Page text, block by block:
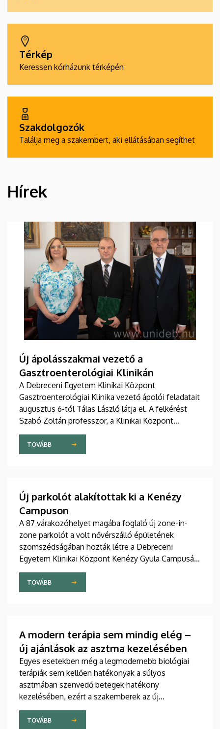
Térkép
Keressen kórházunk térképén
Szakdolgozók
Találja meg a szakembert, aki ellátásában segíthet
HÍREK
Hírek
Új ápolásszakmai vezető a
Gasztroenterológiai Klinikán
A Debreceni Egyetem Klinikai Központ
Gasztroenterológiai Klinika vezető ápolói feladatait
augusztus 6-tól Tálas László látja el. A felkérést
Szabó Zoltán professzor, a Klinikai Központ
elnöke, valamint Szőllősi Anna ápolási és
szakdolgozói igazgató adta át pénteken
ünnepélyes keretek között az Elnöki Hivatalban.
TOVÁBB
Új parkolót alakítottak ki a Kenézy
Campuson
A 87 várakozóhelyet magába foglaló új zone-in-
zone parkolót a volt nővérszálló épületének
szomszédságában hozták létre a Debreceni
Egyetem Klinikai Központ Kenézy Gyula Campusán.
Az új területet várhatóan augusztusban nyitják meg
a járművek előtt.
TOVÁBB
A modern terápia sem mindig elég –
új ajánlások az asztma kezelésében
Egyes esetekben még a legmodernebb biológiai
terápiák sem kellően hatékonyak a súlyos
asztmában szenvedő betegek hatékony
kezelésében, ezért a szakemberek az új
gyógyszerek kifejlesztésére irányuló kutatások
felgyorsítását sürgetik. A témában a közelmúltban
TOVÁBB